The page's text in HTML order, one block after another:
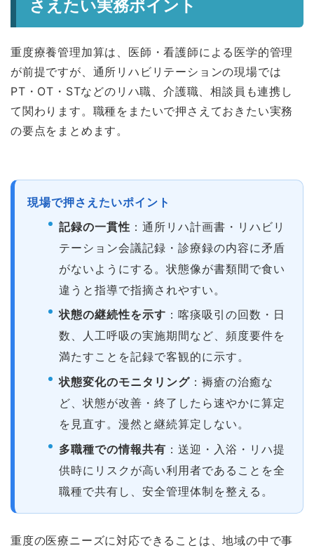
さえたい実務ポイント
重度療養管理加算は、医師・看護師による医学的管理
が前提ですが、通所リハビリテーションの現場では
PT・OT・STなどのリハ職、介護職、相談員も連携し
て関わります。職種をまたいで押さえておきたい実務
の要点をまとめます。
現場で押さえたいポイント
記録の一貫性 ：通所リハ計画書・リハビリ
テーション会議記録・診療録の内容に矛盾
がないようにする。状態像が書類間で食い
違うと指導で指摘されやすい。
状態の継続性を示す ：喀痰吸引の回数・日
数、人工呼吸の実施期間など、頻度要件を
満たすことを記録で客観的に示す。
状態変化のモニタリング：褥瘡の治癒な
ど、状態が改善・終了したら速やかに算定
を見直す。漫然と継続算定しない。
多職種での情報共有 ：送迎・入浴・リハ提
供時にリスクが高い利用者であることを全
職種で共有し、安全管理体制を整える。
重度の医療ニーズに対応できることは、地域の中で事